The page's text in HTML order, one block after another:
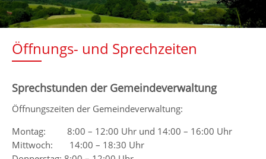
Öffnungs- und Sprechzeiten
Sprechstunden der Gemeindeverwaltung
Öffnungszeiten der Gemeindeverwaltung:
Montag: 8:00 – 12:00 Uhr und 14:00 – 16:00 Uhr
Mittwoch: 14:00 – 18:30 Uhr